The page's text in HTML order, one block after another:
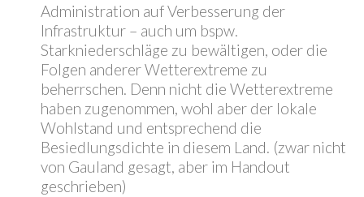
Administration auf Verbesserung der
Infrastruktur – auch um bspw.
Starkniederschläge zu bewältigen, oder die
Folgen anderer Wetterextreme zu
beherrschen. Denn nicht die Wetterextreme
haben zugenommen, wohl aber der lokale
Wohlstand und entsprechend die
Besiedlungsdichte in diesem Land. (zwar nicht
von Gauland gesagt, aber im Handout
geschrieben)